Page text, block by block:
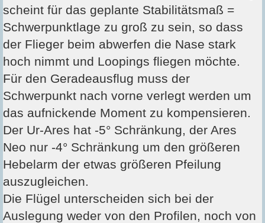
scheint für das geplante Stabilitätsmaß =
Schwerpunktlage zu groß zu sein, so dass
der Flieger beim abwerfen die Nase stark
hoch nimmt und Loopings fliegen möchte.
Für den Geradeausflug muss der
Schwerpunkt nach vorne verlegt werden um
das aufnickende Moment zu kompensieren.
Der Ur-Ares hat -5° Schränkung, der Ares
Neo nur -4° Schränkung um den größeren
Hebelarm der etwas größeren Pfeilung
auszugleichen.
Die Flügel unterscheiden sich bei der
Auslegung weder von den Profilen, noch von